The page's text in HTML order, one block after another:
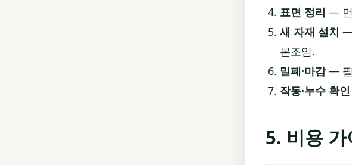
표면 정리 — 먼
새 자재 설치 —
본조임.
밀폐·마감— 필
작동·누수 확인
5. 비용